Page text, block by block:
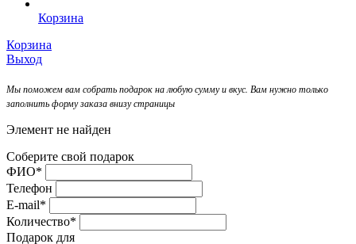
Корзина
Корзина
Выход
Мы поможем вам собрать подарок на любую сумму и вкус. Вам нужно только
заполнить форму заказа внизу страницы
Элемент не найден
Соберите свой подарок
ФИО*
Телефон
E-mail*
Количество*
Подарок для